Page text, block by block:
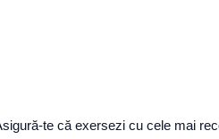
te că exersezi cu cele mai